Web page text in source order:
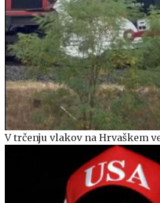
V trčenju vlakov na Hrvaškem